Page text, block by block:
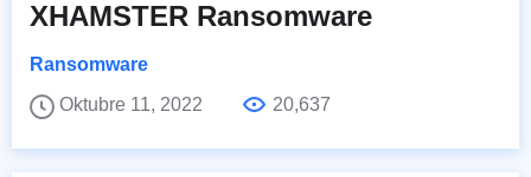
XHAMSTER Ransomware
Ransomware
Oktubre 11, 2022
20,637